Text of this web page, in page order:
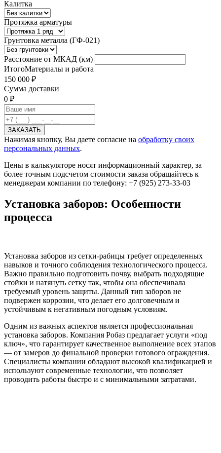
Калитка
Протяжка арматуры
Грунтовка металла (ГФ-021)
Расстояние от МКАД (км)
ИтогоМатериалы и работа
150 000 ₽
Сумма доставки
0 ₽
Нажимая кнопку, Вы даете согласие на обработку своих
персональных данных.
Цены в калькуляторе носят информационный характер, за
более точным подсчетом стоимости заказа обращайтесь к
менеджерам компании по телефону: +7 (925) 273-33-03
Установка заборов: Особенности
процесса
Установка заборов из сетки-рабицы требует определенных
навыков и точного соблюдения технологического процесса.
Важно правильно подготовить почву, выбрать подходящие
стойки и натянуть сетку так, чтобы она обеспечивала
требуемый уровень защиты. Данный тип заборов не
подвержен коррозии, что делает его долговечным и
устойчивым к негативным погодным условиям.
Одним из важных аспектов является профессиональная
установка заборов. Компания Робаз предлагает услуги «под
ключ», что гарантирует качественное выполнение всех этапов
— от замеров до финальной проверки готового ограждения.
Специалисты компании обладают высокой квалификацией и
используют современные технологии, что позволяет
проводить работы быстро и с минимальными затратами.